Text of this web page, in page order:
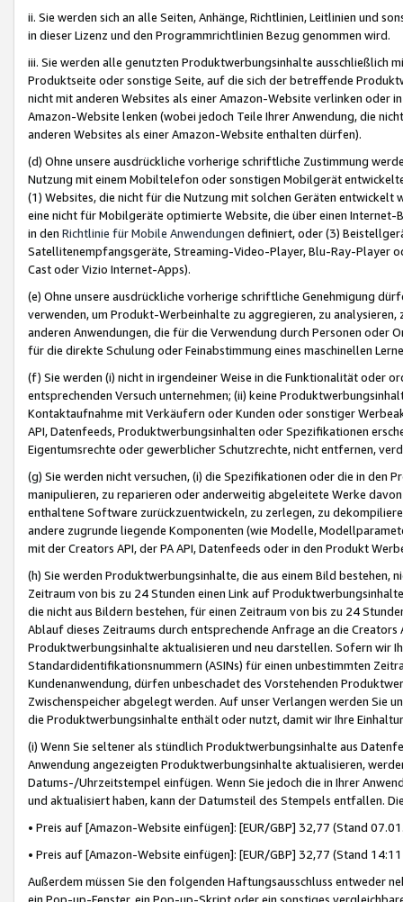
ii. Sie werden sich an alle Seiten, Anhänge, Richtlinien, Leitlinien und
in dieser Lizenz und den Programmrichtlinien Bezug genommen wird.
iii. Sie werden alle genutzten Produktwerbungsinhalte ausschließlich
Produktseite oder sonstige Seite, auf die sich der betreffende
nicht mit anderen Websites als einer Amazon-Website verlinken oder
Amazon-Website lenken (wobei jedoch Teile Ihrer Anwendung, die
anderen Websites als einer Amazon-Website enthalten dürfen).
(d) Ohne unsere ausdrückliche vorherige schriftliche Zustimmung
Nutzung mit einem Mobiltelefon oder sonstigen Mobilgerät
(1) Websites, die nicht für die Nutzung mit solchen Geräten
eine nicht für Mobilgeräte optimierte Website, die über einen
in den Richtlinie für Mobile Anwendungen definiert, oder (3)
Satellitenempfangsgeräte, Streaming-Video-Player, Blu-Ray-Player
Cast oder Vizio Internet-Apps).
(e) Ohne unsere ausdrückliche vorherige schriftliche Genehmigung
verwenden, um Produkt-Werbeinhalte zu aggregieren, zu
anderen Anwendungen, die für die Verwendung durch Personen
für die direkte Schulung oder Feinabstimmung eines maschinellen
(f) Sie werden (i) nicht in irgendeiner Weise in die Funktionalität oder
entsprechenden Versuch unternehmen; (ii) keine
Kontaktaufnahme mit Verkäufern oder Kunden oder sonstiger
API, Datenfeeds, Produktwerbungsinhalten oder Spezifikationen
Eigentumsrechte oder gewerblicher Schutzrechte, nicht entfernen,
(g) Sie werden nicht versuchen, (i) die Spezifikationen oder die in
manipulieren, zu reparieren oder anderweitig abgeleitete Werke
enthaltene Software zurückzuentwickeln, zu zerlegen, zu
andere zugrunde liegende Komponenten (wie Modelle,
mit der Creators API, der PA API, Datenfeeds oder in den Produkt
(h) Sie werden Produktwerbungsinhalte, die aus einem Bild bestehen,
Zeitraum von bis zu 24 Stunden einen Link auf
die nicht aus Bildern bestehen, für einen Zeitraum von bis zu 24
Ablauf dieses Zeitraums durch entsprechende Anfrage an die
Produktwerbungsinhalte aktualisieren und neu darstellen. Sofern wir
Standardidentifikationsnummern (ASINs) für einen unbestimmten
Kundenanwendung, dürfen unbeschadet des Vorstehenden
Zwischenspeicher abgelegt werden. Auf unser Verlangen werden Sie
die Produktwerbungsinhalte enthält oder nutzt, damit wir Ihre
(i) Wenn Sie seltener als stündlich Produktwerbungsinhalte aus
Anwendung angezeigten Produktwerbungsinhalte aktualisieren,
Datums-/Uhrzeitstempel einfügen. Wenn Sie jedoch die in Ihrer
und aktualisiert haben, kann der Datumsteil des Stempels entfallen.
• Preis auf [Amazon-Website einfügen]: [EUR/GBP] 32,77 (Stand
• Preis auf [Amazon-Website einfügen]: [EUR/GBP] 32,77 (Stand
Außerdem müssen Sie den folgenden Haftungsausschluss entweder
ein Pop-up-Fenster, ein Pop-up-Skript oder ein sonstiges